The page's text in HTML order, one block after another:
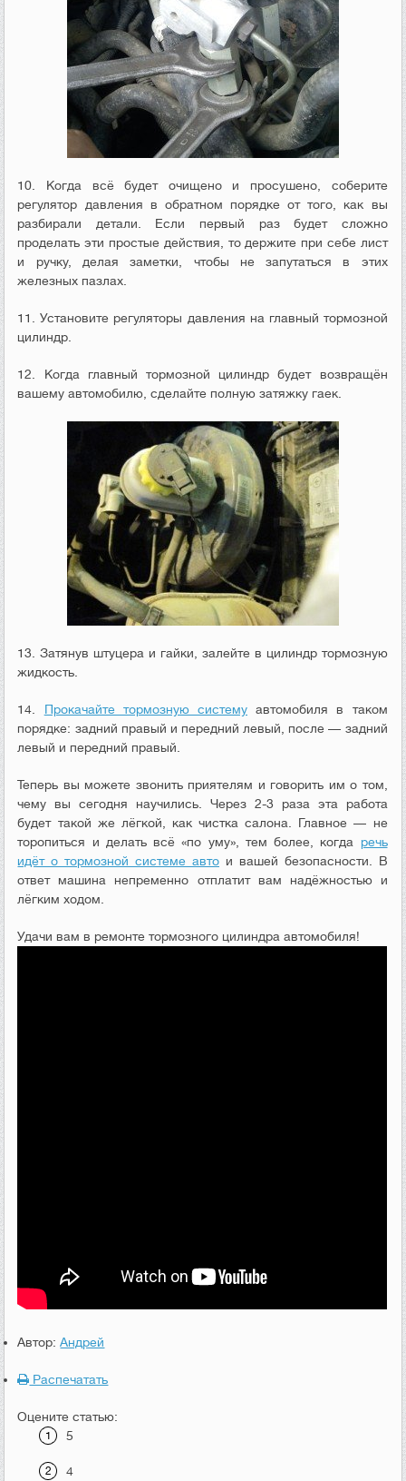
10. Когда всё будет очищено и просушено, соберите
регулятор давления в обратном порядке от того, как вы
разбирали детали. Если первый раз будет сложно
проделать эти простые действия, то держите при себе лист
и ручку, делая заметки, чтобы не запутаться в этих
железных пазлах.
11. Установите регуляторы давления на главный тормозной
цилиндр.
12. Когда главный тормозной цилиндр будет возвращён
вашему автомобилю, сделайте полную затяжку гаек.
13. Затянув штуцера и гайки, залейте в цилиндр тормозную
жидкость.
14. Прокачайте тормозную систему автомобиля в таком
порядке: задний правый и передний левый, после — задний
левый и передний правый.
Теперь вы можете звонить приятелям и говорить им о том,
чему вы сегодня научились. Через 2-3 раза эта работа
будет такой же лёгкой, как чистка салона. Главное — не
торопиться и делать всё «по уму», тем более, когда речь
идёт о тормозной системе авто и вашей безопасности. В
ответ машина непременно отплатит вам надёжностью и
лёгким ходом.
Удачи вам в ремонте тормозного цилиндра автомобиля!
Автор:Андрей
Распечатать
Оцените статью:
5
4